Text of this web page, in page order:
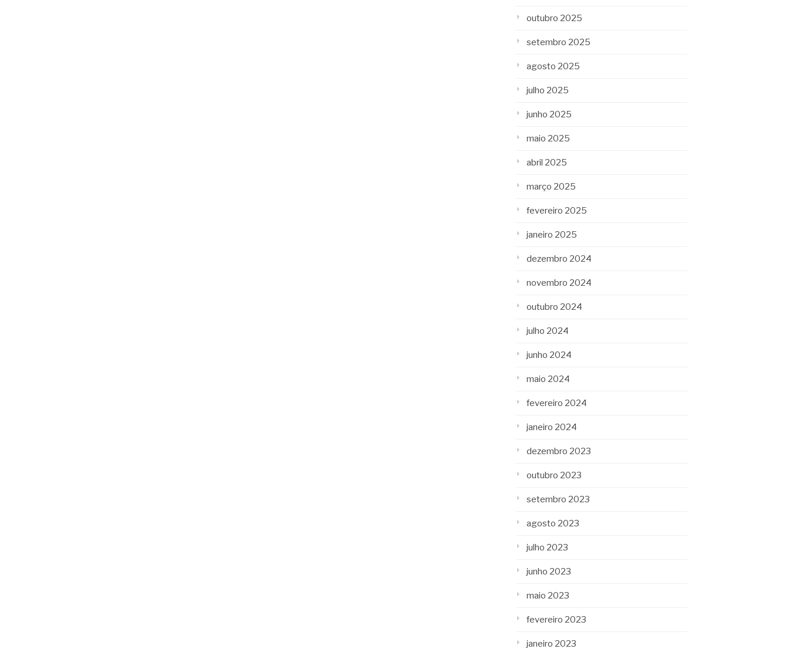
outubro 2025
setembro 2025
agosto 2025
julho 2025
junho 2025
maio 2025
abril 2025
março 2025
fevereiro 2025
janeiro 2025
dezembro 2024
novembro 2024
outubro 2024
julho 2024
junho 2024
maio 2024
fevereiro 2024
janeiro 2024
dezembro 2023
outubro 2023
setembro 2023
agosto 2023
julho 2023
junho 2023
maio 2023
fevereiro 2023
janeiro 2023